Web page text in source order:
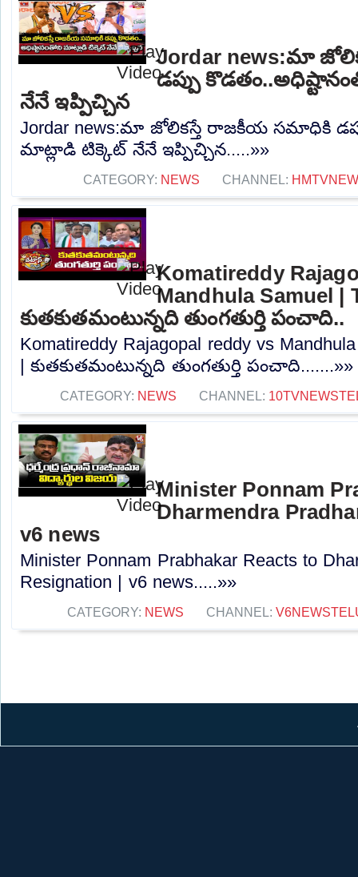
Jordar news:మా
డప్పు
నేనే ఇప్పిచ్చిన
Jordar news:మా జోలికస్తే రాజకీయ సమాధికి
మాట్లాడి టిక్కెట్ నేనే ఇప్పిచ్చిన.....»»
CATEGORY: NEWS CHANNEL:
Komatireddy
Mandhula Samuel |
కుతకుతమంటున్నది తుంగతుర్తి పంచాది..
Komatireddy Rajagopal reddy vs
| కుతకుతమంటున్నది తుంగతుర్తి పంచాది.......»»
CATEGORY: NEWS CHANNEL:
Minister Ponnam
Dharmendra
v6 news
Minister Ponnam Prabhakar Reacts to
Resignation | v6 news.....»»
CATEGORY: NEWS CHANNEL: